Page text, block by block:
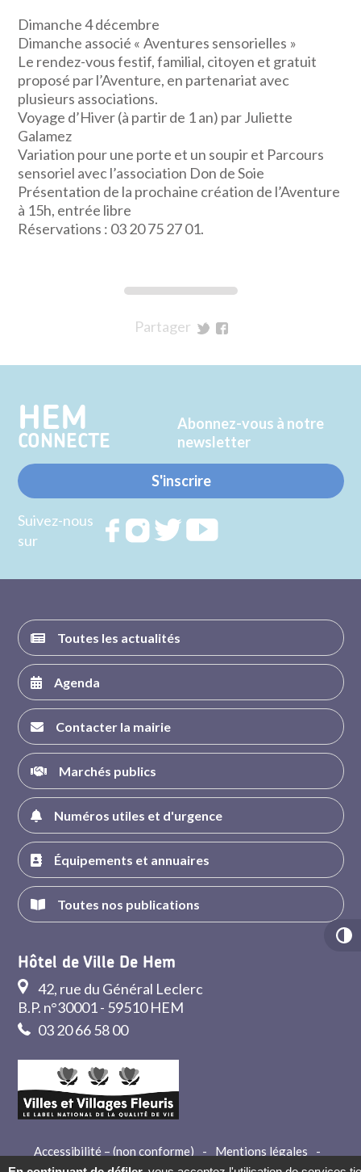
Dimanche 4 décembre
Dimanche associé « Aventures sensorielles »
Le rendez-vous festif, familial, citoyen et gratuit
proposé par l’Aventure, en partenariat avec
plusieurs associations.
Voyage d’Hiver (à partir de 1 an) par Juliette
Galamez
Variation pour une porte et un soupir et Parcours
sensoriel avec l’association Don de Soie
Présentation de la prochaine création de l’Aventure
à 15h, entrée libre
Réservations : 03 20 75 27 01.
Partager
Twitter
Facebook
HEM
CONNECTE
Abonnez-vous à notre
newsletter
S'inscrire
Suivez-nous
sur
RejoignezRejoignezRejoignez
Toutes les actualités
Agenda
Contacter la mairie
Marchés publics
Numéros utiles et d'urgence
Équipements et annuaires
Toutes nos publications
Hôtel de Ville De Hem
42, rue du Général Leclerc
B.P. n°30001 - 59510 HEM
03 20 66 58 00
Accessibilité – (non conforme) - Mentions légales
-
Crédits
- Contact